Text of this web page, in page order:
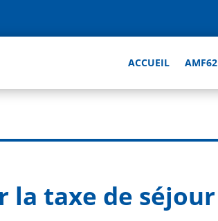
ACCUEIL AMF62
la taxe de séjour